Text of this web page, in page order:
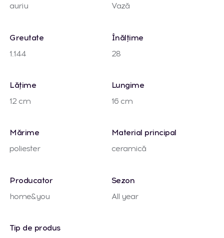
auriu
Vază
Greutate
1.144
Înălțime
28
Lățime
12 cm
Lungime
16 cm
Mărime
poliester
Material principal
ceramică
Producator
home&you
Sezon
All year
Tip de produs